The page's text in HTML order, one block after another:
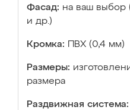
Фасад: на ваш выбор
и др.)
Кромка: ПВХ (0,4 мм)
Размеры:
размера
Раздвижная система: